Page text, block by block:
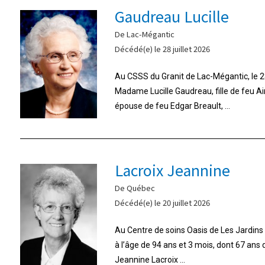
Gaudreau Lucille
De Lac-Mégantic
Décédé(e) le 28 juillet 2026
Au CSSS du Granit de Lac-Mégantic, le
Madame Lucille Gaudreau, fille de feu
épouse de feu Edgar Breault, ...
Lacroix Jeannine
De Québec
Décédé(e) le 20 juillet 2026
Au Centre de soins Oasis de Les
à l’âge de 94 ans et 3 mois, dont 67
Jeannine Lacroix ...